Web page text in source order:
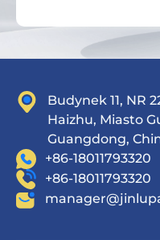
Budynek 11, NR
Haizhu, Miasto
Guangdong,
+86-18011793320
+86-18011793320